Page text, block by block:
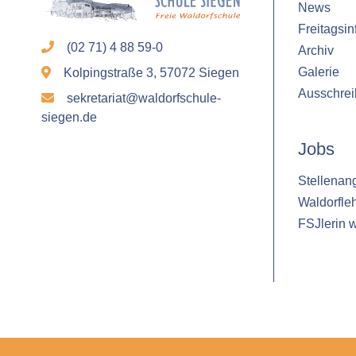
(02 71) 4 88 59-0
Kolpingstraße 3, 57072 Siegen
sekretariat@waldorfschule-
siegen.de
News
Archiv
Galerie
Jobs
FSJlerin
Laufzeit:
STATISTIK
Statistik Cookies erfassen Informationen
anonym. Diese Informationen helfen uns